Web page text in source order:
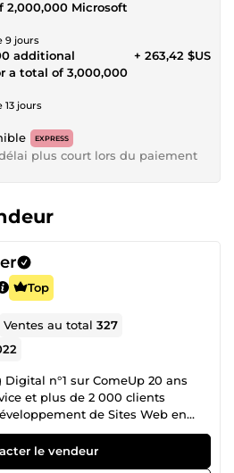
2,000,000 Microsoft
9 jours
additional
a total of 3,000,000
jours
+ 263,42 $US
EXPRESS
plus court lors du paiement
Top
Ventes au total327
n°1 sur ComeUp 20 ans
et plus de 2 000 clients
de Sites Web en
Sur-Mesure : ✅ Sites Carte de
Sites E-Commerces ✅ Sites
🎖️ Certification WIX / Wordpress /
le vendeur